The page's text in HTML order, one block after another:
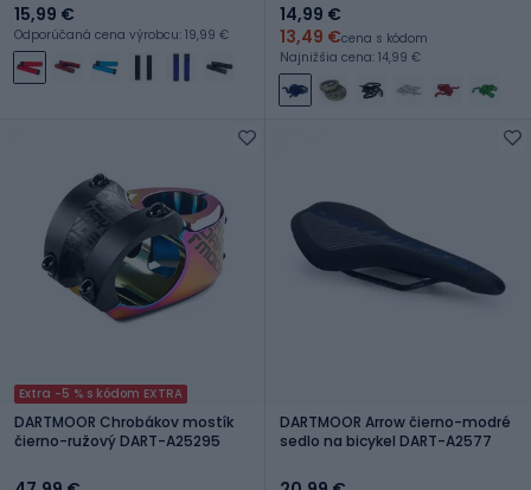
15,99 €
Odporúčaná cena výrobcu: 19,99 €
14,99 €
13,49 €cena s kódom
Najnižšia cena: 14,99 €
Extra -5 % s kódom EXTRA
DARTMOOR Chrobákov mostík
čierno-ružový DART-A25295
DARTMOOR Arrow čierno-modré
sedlo na bicykel DART-A2577